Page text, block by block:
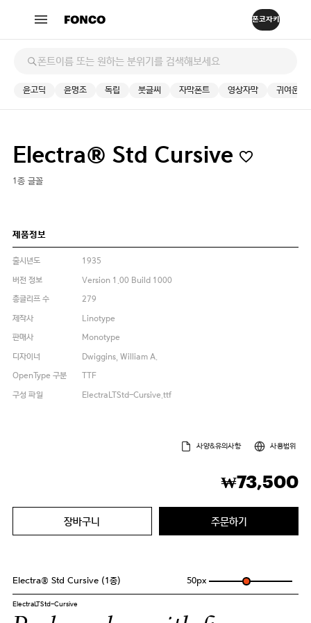
윤고딕 윤명조 독립 붓글씨 자막폰트 영상자막 귀여운
Electra® Std Cursive
1종 글꼴
제품정보
출시년도
1935
버전 정보
Version 1.00 Build 1000
총글리프 수
279
제작사
Linotype
판매사
Monotype
디자이너
Dwiggins, William A.
OpenType 구분
TTF
구성 파일
ElectraLTStd-Cursive.ttf
사양&유의사항 사용범위
₩73,500
장바구니 주문하기
Electra® Std Cursive (1종) 50px
ElectraLTStd-Cursive